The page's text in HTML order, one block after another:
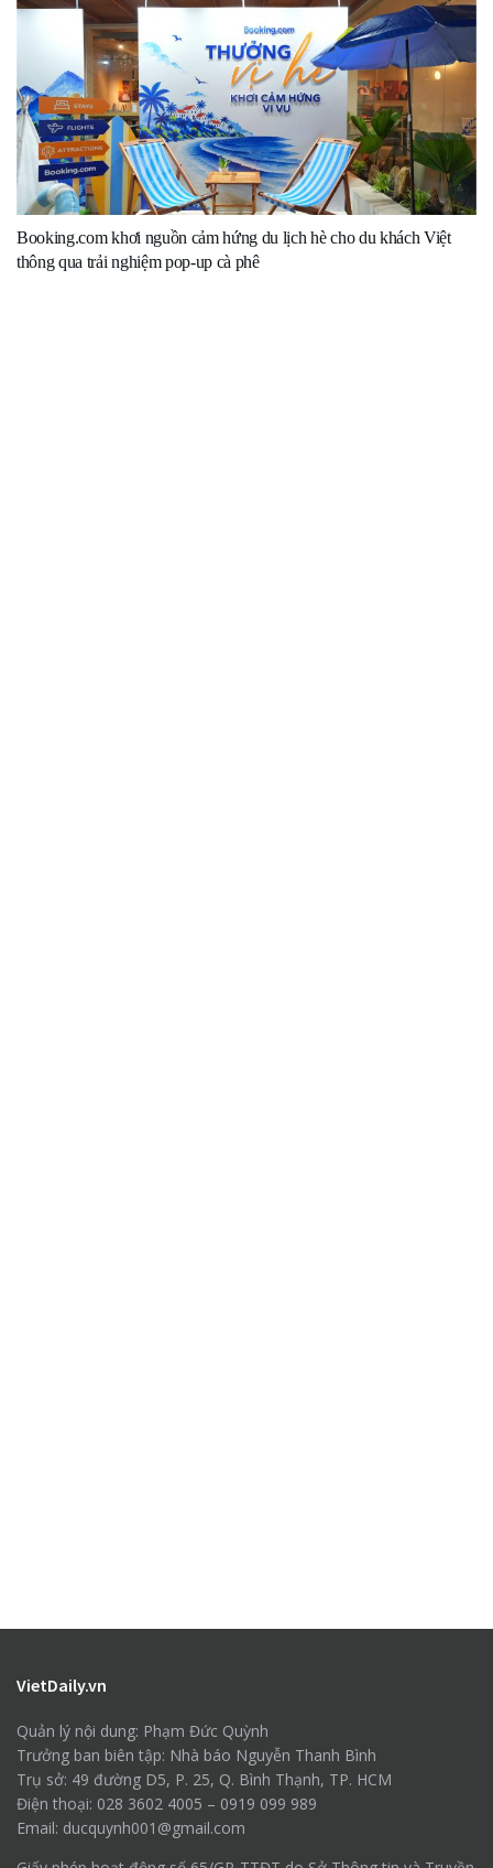
Booking.com khơi nguồn cảm hứng du lịch hè cho du khách Việt
thông qua trải nghiệm pop-up cà phê
VietDaily.vn
Quản lý nội dung: Phạm Đức Quỳnh
Trưởng ban biên tập: Nhà báo Nguyễn Thanh Bình
Trụ sở: 49 đường D5, P. 25, Q. Bình Thạnh, TP. HCM
Điện thoại: 028 3602 4005 – 0919 099 989
Email: ducquynh001@gmail.com